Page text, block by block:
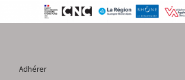
Adhérer